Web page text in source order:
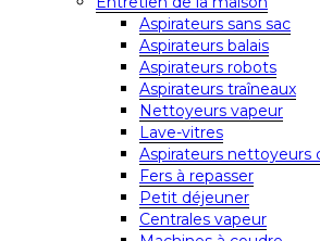
Aspirateurs sans sac
Aspirateurs balais
Aspirateurs robots
Aspirateurs traîneaux
Nettoyeurs vapeur
Lave-vitres
Aspirateurs nettoyeurs
Fers à repasser
Petit déjeuner
Centrales vapeur